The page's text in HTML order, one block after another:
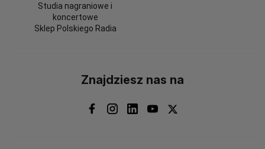
Studia nagraniowe i
koncertowe
Sklep Polskiego Radia
Znajdziesz nas na